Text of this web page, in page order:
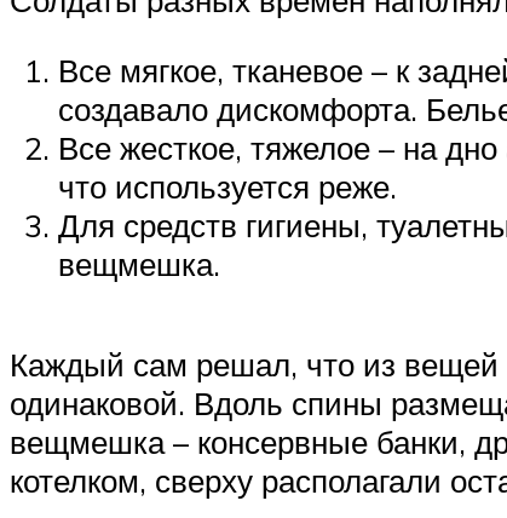
Все мягкое, тканевое – к
создавало дискомфорта.
Все жесткое, тяжелое – на
что используется реже.
Для средств гигиены,
вещмешка.
Каждый сам решал, что из вещей
одинаковой. Вдоль спины
вещмешка – консервные банки,
котелком, сверху располагали